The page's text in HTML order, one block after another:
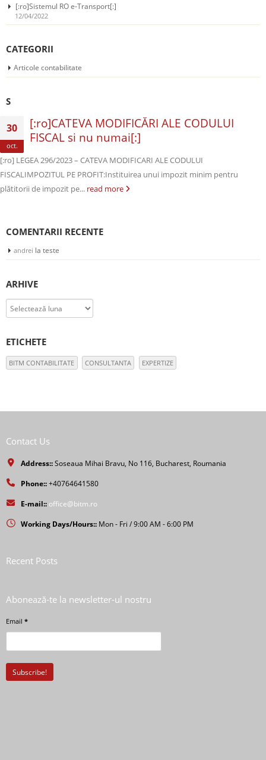
[:ro]Sistemul RO e-Transport[:]
12/04/2022
CATEGORII
Articole contabilitate
S
30
oct.
[:ro]CATEVA MODIFICĂRI ALE CODULUI
FISCAL si nu numai[:]
[:ro] LEGEA 296/2023 – CATEVA MODIFICARI ALE CODULUI
FISCALIMPOZITUL PE PROFIT:Instituirea unui impozit minim pentru
plătitorii de impozit pe... read more
COMENTARII RECENTE
andrei la teste
ARHIVE
Arhive
ETICHETE
BITM CONTABILITATE CONSULTANTA EXPERTIZE
Contact Us
Address::Soseaua Mihai Bravu, No 116, Bucharest, Roumania
Phone::+40764641580
E-mail:: office@bitm.ro
Working Days/Hours:: Mon - Fri / 9:00 AM - 6:00 PM
Recent Posts
Abonează-te la newsletter-ul nostru
Email *